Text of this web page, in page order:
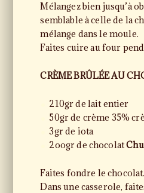
Mélangez bien jusqu’à
semblable à celle de la
mélange dans le moule.
Faites cuire au four
CRÈME BRÛLÉE AU
210gr de lait entier
50gr de crème 35%
3gr de iota
2oogr de chocolat
Faites fondre le chocolat.
Dans une casserole,